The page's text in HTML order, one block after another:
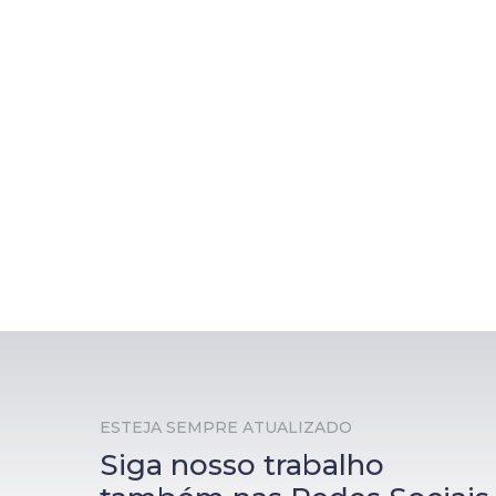
ESTEJA SEMPRE ATUALIZADO
Siga nosso trabalho